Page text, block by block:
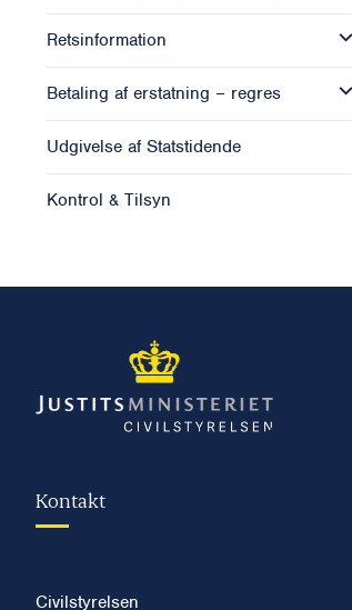
Retsinformation
Betaling af erstatning – regres
Udgivelse af Statstidende
Kontrol & Tilsyn
Kontakt
Civilstyrelsen